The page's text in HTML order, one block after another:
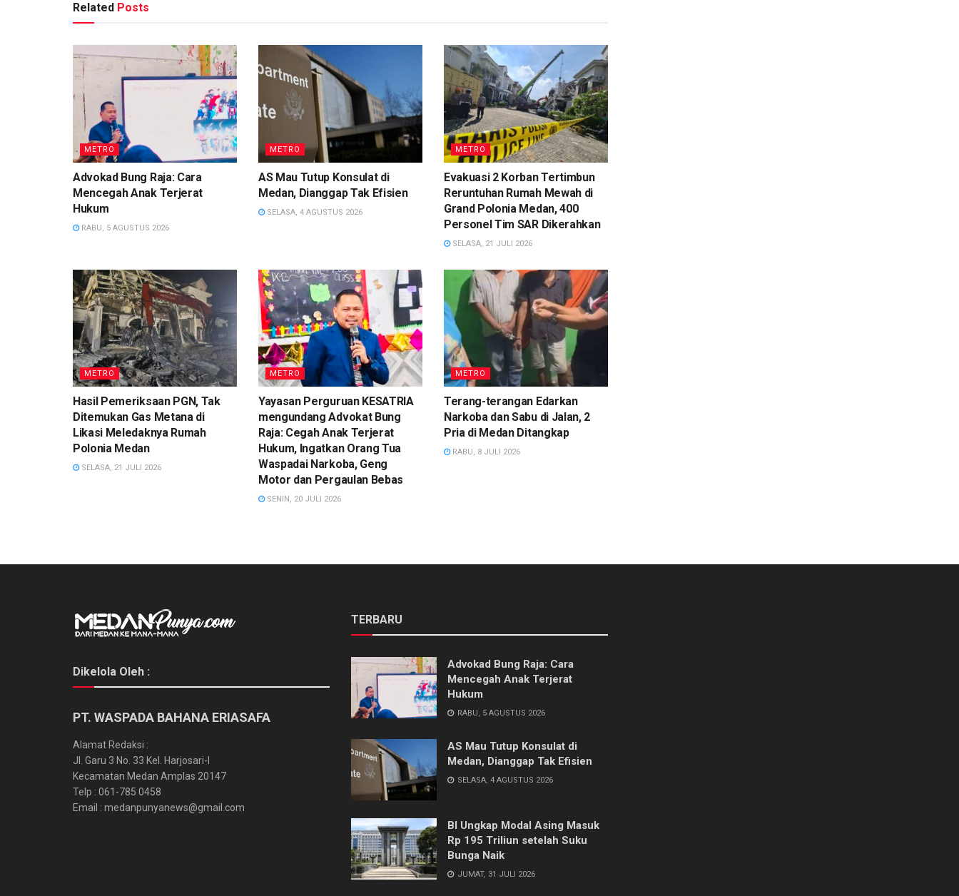
Related Posts
METRO
Advokad Bung Raja: Cara
Mencegah Anak Terjerat
Hukum
RABU, 5 AGUSTUS 2026
METRO
AS Mau Tutup Konsulat di
Medan, Dianggap Tak Efisien
SELASA, 4 AGUSTUS 2026
METRO
Evakuasi 2 Korban Tertimbun
Reruntuhan Rumah Mewah di
Grand Polonia Medan, 400
Personel Tim SAR Dikerahkan
SELASA, 21 JULI 2026
METRO
Hasil Pemeriksaan PGN, Tak
Ditemukan Gas Metana di
Likasi Meledaknya Rumah
Polonia Medan
SELASA, 21 JULI 2026
METRO
Yayasan Perguruan KESATRIA
mengundang Advokat Bung
Raja: Cegah Anak Terjerat
Hukum, Ingatkan Orang Tua
Waspadai Narkoba, Geng
Motor dan Pergaulan Bebas
SENIN, 20 JULI 2026
METRO
Terang-terangan Edarkan
Narkoba dan Sabu di Jalan, 2
Pria di Medan Ditangkap
RABU, 8 JULI 2026
Dikelola Oleh :
PT. WASPADA BAHANA ERIASAFA
Alamat Redaksi :
Jl. Garu 3 No. 33 Kel. Harjosari-I
Kecamatan Medan Amplas 20147
Telp : 061-785 0458
Email : medanpunyanews@gmail.com
TERBARU
Advokad Bung Raja: Cara
Mencegah Anak Terjerat
Hukum
RABU, 5 AGUSTUS 2026
AS Mau Tutup Konsulat di
Medan, Dianggap Tak Efisien
SELASA, 4 AGUSTUS 2026
BI Ungkap Modal Asing Masuk
Rp 195 Triliun setelah Suku
Bunga Naik
JUMAT, 31 JULI 2026